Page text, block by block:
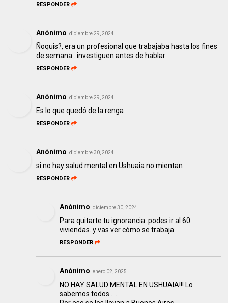
RESPONDER
Anónimo diciembre 29, 2024
Ñoquis?, era un profesional que trabajaba hasta los fines
de semana.. investiguen antes de hablar
RESPONDER
Anónimo diciembre 29, 2024
Es lo que quedó de la renga
RESPONDER
Anónimo diciembre 30, 2024
si no hay salud mental en Ushuaia no mientan
RESPONDER
Anónimo diciembre 30, 2024
Para quitarte tu ignorancia..podes ir al 60
viviendas..y vas ver cómo se trabaja
RESPONDER
Anónimo enero 02, 2025
NO HAY SALUD MENTAL EN USHUAIA!!! Lo
sabemos todos.....